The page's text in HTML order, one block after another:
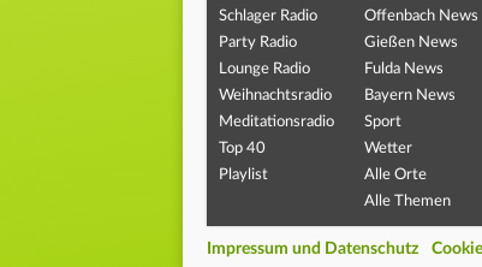
Schlager Radio
Party Radio
Lounge Radio
Weihnachtsradio
Meditationsradio
Top 40
Playlist
Offenbach News
Gießen News
Fulda News
Bayern News
Sport
Wetter
Alle Orte
Alle Themen
Impressum und Datenschutz